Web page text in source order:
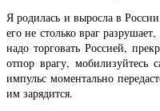
Я родилась и выросла в
его не столько враг
надо торговать Россией,
отпор врагу, мобилизуйтесь
импульс моментально
им зарядится.